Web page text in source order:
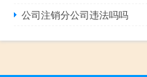
公司注销分公司违法吗吗